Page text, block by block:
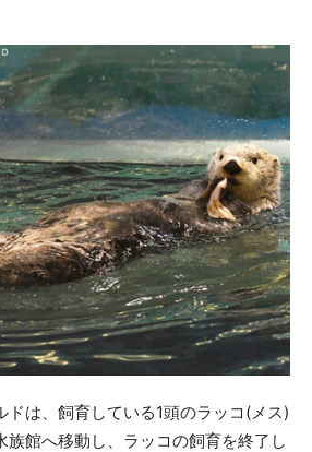
ドは、飼育している1頭のラッコ(メス)
族館へ移動し、ラッコの飼育を終了し